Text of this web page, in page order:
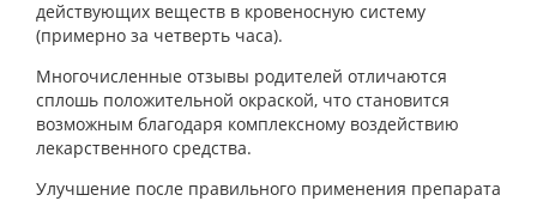
действующих веществ в кровеносную систему
(примерно за четверть часа).
Многочисленные отзывы родителей отличаются
сплошь положительной окраской, что становится
возможным благодаря комплексному воздействию
лекарственного средства.
Улучшение после правильного применения препарата